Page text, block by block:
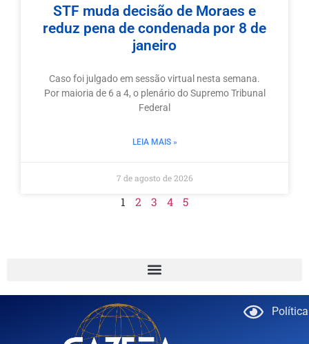
STF muda decisão de Moraes e
reduz pena de condenada por 8 de
janeiro
Caso foi julgado em sessão virtual nesta semana.
Por maioria de 6 a 4, o plenário do Supremo Tribunal
Federal
LEIA MAIS »
7 de agosto de 2026
1 2 3 4 5